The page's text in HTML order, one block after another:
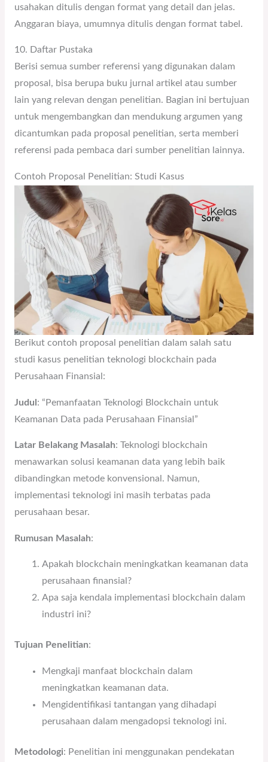
usahakan ditulis dengan format yang detail dan jelas.
Anggaran biaya, umumnya ditulis dengan format tabel.
10. Daftar Pustaka
Berisi semua sumber referensi yang digunakan dalam
proposal, bisa berupa buku jurnal artikel atau sumber
lain yang relevan dengan penelitian. Bagian ini bertujuan
untuk mengembangkan dan mendukung argumen yang
dicantumkan pada proposal penelitian, serta memberi
referensi pada pembaca dari sumber penelitian lainnya.
Contoh Proposal Penelitian: Studi Kasus
Berikut contoh proposal penelitian dalam salah satu
studi kasus penelitian teknologi blockchain pada
Perusahaan Finansial:
Judul : “Pemanfaatan Teknologi Blockchain untuk
Keamanan Data pada Perusahaan Finansial”
Latar Belakang Masalah: Teknologi blockchain
menawarkan solusi keamanan data yang lebih baik
dibandingkan metode konvensional. Namun,
implementasi teknologi ini masih terbatas pada
perusahaan besar.
Rumusan Masalah:
Apakah blockchain meningkatkan keamanan data
perusahaan finansial?
Apa saja kendala implementasi blockchain dalam
industri ini?
Tujuan Penelitian:
Mengkaji manfaat blockchain dalam
meningkatkan keamanan data.
Mengidentifikasi tantangan yang dihadapi
perusahaan dalam mengadopsi teknologi ini.
Metodologi: Penelitian ini menggunakan pendekatan